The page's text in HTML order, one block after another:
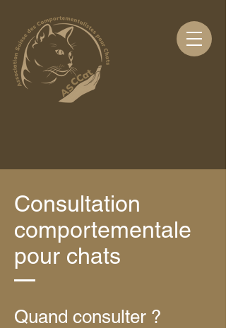
Consultation
comportementale
pour chats
Quand consulter ?